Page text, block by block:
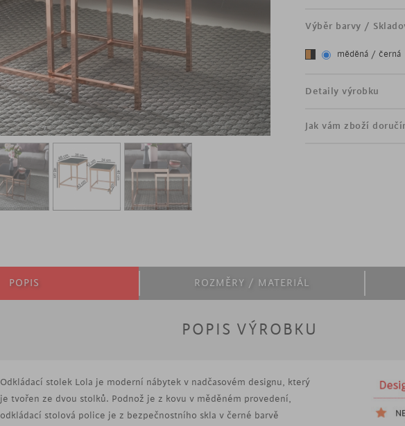
Výběr barvy /
měděná / černá
Detaily výrobku
Jak vám zboží
POPIS ROZMĚRY / MATERIÁL
POPIS VÝROBKU
Odkládací stolek Lola je moderní nábytek v nadčasovém designu, který
je tvořen ze dvou stolků. Podnož je z kovu v měděném provedení,
odkládací stolová police je z bezpečnostního skla v černé barvě